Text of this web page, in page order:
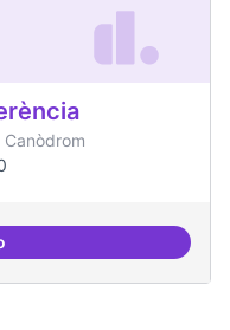
anuals de referència